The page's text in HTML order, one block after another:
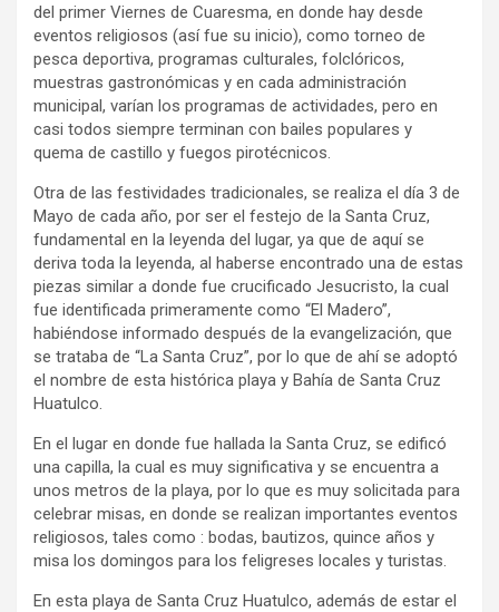
del primer Viernes de Cuaresma, en donde hay desde
eventos religiosos (así fue su inicio), como torneo de
pesca deportiva, programas culturales, folclóricos,
muestras gastronómicas y en cada administración
municipal, varían los programas de actividades, pero en
casi todos siempre terminan con bailes populares y
quema de castillo y fuegos pirotécnicos.
Otra de las festividades tradicionales, se realiza el día 3 de
Mayo de cada año, por ser el festejo de la Santa Cruz,
fundamental en la leyenda del lugar, ya que de aquí se
deriva toda la leyenda, al haberse encontrado una de estas
piezas similar a donde fue crucificado Jesucristo, la cual
fue identificada primeramente como “El Madero”,
habiéndose informado después de la evangelización, que
se trataba de “La Santa Cruz”, por lo que de ahí se adoptó
el nombre de esta histórica playa y Bahía de Santa Cruz
Huatulco.
En el lugar en donde fue hallada la Santa Cruz, se edificó
una capilla, la cual es muy significativa y se encuentra a
unos metros de la playa, por lo que es muy solicitada para
celebrar misas, en donde se realizan importantes eventos
religiosos, tales como : bodas, bautizos, quince años y
misa los domingos para los feligreses locales y turistas.
En esta playa de Santa Cruz Huatulco, además de estar el